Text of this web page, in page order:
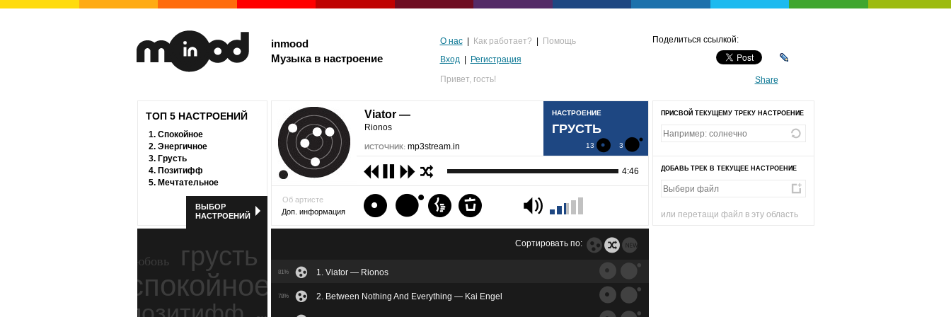
inmood
Музыка в настроение
О нас Как работает?
Помощь
Вход
Регистрация
Привет, гость!
Поделиться ссылкой:
Share
ТОП 5 НАСТРОЕНИЙ
1. Спокойное
2. Энергичное
3. Грусть
4. Позитифф
5. Мечтательное
ВЫБОР
НАСТРОЕНИЙ
любовь грусть
спокойное ностальгия
Viator —
Rionos
ИСТОЧНИК: mp3stream.in
НАСТРОЕНИЕ
ГРУСТЬ
13 3
4:46
Об артисте
Доп. информация
81% 1. Viator — Rionos
78% 2. Between Nothing And Everything — Kai Engel
Сортировать по:
ПРИСВОЙ ТЕКУЩЕМУ ТРЕКУ НАСТРОЕНИЕ
ДОБАВЬ ТРЕК В ТЕКУЩЕЕ НАСТРОЕНИЕ
или перетащи файл в эту область